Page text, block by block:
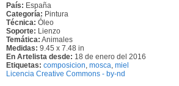
País: España
Categoría: Pintura
Técnica: Óleo
Soporte: Lienzo
Temática: Animales
Medidas: 9.45 x 7.48 in
En Artelista desde: 18 de enero del 2016
Etiquetas: composicion, mosca, miel
Licencia Creative Commons - by-nd